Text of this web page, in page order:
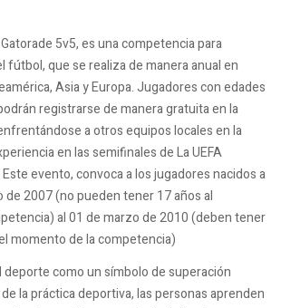
5v5, es una competencia para
fútbol, que se realiza de manera anual en
Asia y Europa. Jugadores con edades
registrarse de manera gratuita en la
a otros equipos locales en la
en las semifinales de La UEFA
evento, convoca a los jugadores nacidos a
de 2007 (no pueden tener 17 años al
al 01 de marzo de 2010 (deben tener
momento de la competencia)
deporte como un símbolo de superación
la práctica deportiva, las personas aprenden